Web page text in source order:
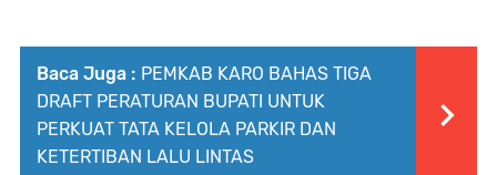
Baca Juga : PEMKAB KARO BAHAS TIGA
DRAFT PERATURAN BUPATI UNTUK
PERKUAT TATA KELOLA PARKIR DAN
KETERTIBAN LALU LINTAS